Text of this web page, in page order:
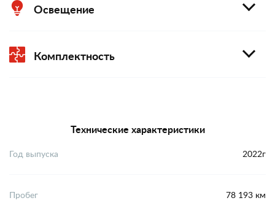
Освещение
Комплектность
Технические характеристики
Год выпуска 2022г
Пробег 78 193 км